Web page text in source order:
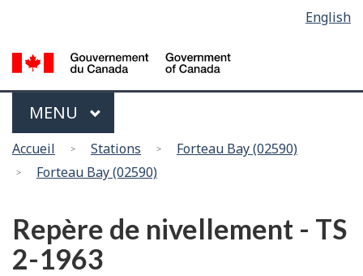
main
content
la
version
HTML
la
langue
English
Menu
MAIN
MENU
Vous
êtes
Accueil Stations
Forteau Bay (02590)
Forteau Bay (02590)
Repère de nivellement - TS
2-1963